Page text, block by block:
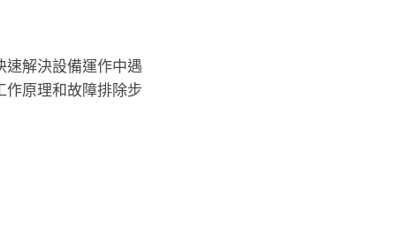
速解決設備運作中遇
作原理和故障排除步